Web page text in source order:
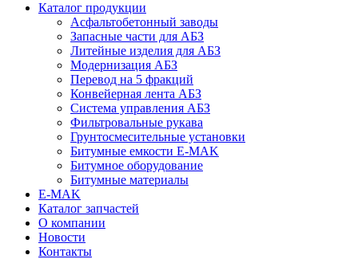
Каталог продукции
Асфальтобетонный заводы
Запасные части для АБЗ
Литейные изделия для АБЗ
Модернизация АБЗ
Перевод на 5 фракций
Конвейерная лента АБЗ
Система управления АБЗ
Фильтровальные рукава
Грунтосмесительные установки
Битумные емкости E-MAK
Битумное оборудование
Битумные материалы
E-MAK
Каталог запчастей
О компании
Новости
Контакты